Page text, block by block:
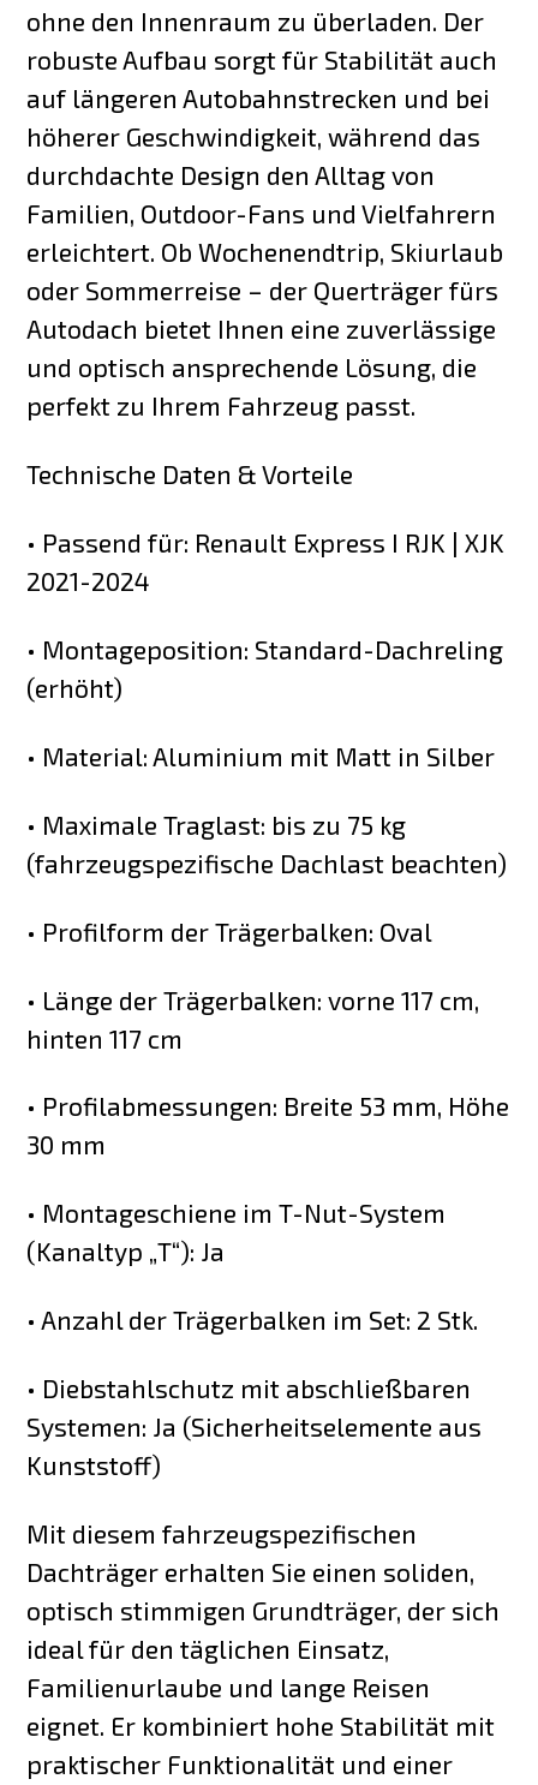
ohne den Innenraum zu überladen. Der
robuste Aufbau sorgt für Stabilität auch
auf längeren Autobahnstrecken und bei
höherer Geschwindigkeit, während das
durchdachte Design den Alltag von
Familien, Outdoor-Fans und Vielfahrern
erleichtert. Ob Wochenendtrip, Skiurlaub
oder Sommerreise – der Querträger fürs
Autodach bietet Ihnen eine zuverlässige
und optisch ansprechende Lösung, die
perfekt zu Ihrem Fahrzeug passt.
Technische Daten & Vorteile
• Passend für: Renault Express I RJK | XJK
2021-2024
• Montageposition: Standard-Dachreling
(erhöht)
• Material: Aluminium mit Matt in Silber
• Maximale Traglast: bis zu 75 kg
(fahrzeugspezifische Dachlast beachten)
• Profilform der Trägerbalken: Oval
• Länge der Trägerbalken: vorne 117 cm,
hinten 117 cm
• Profilabmessungen: Breite 53 mm, Höhe
30 mm
• Montageschiene im T-Nut-System
(Kanaltyp „T“): Ja
• Anzahl der Trägerbalken im Set: 2 Stk.
• Diebstahlschutz mit abschließbaren
Systemen: Ja (Sicherheitselemente aus
Kunststoff)
Mit diesem fahrzeugspezifischen
Dachträger erhalten Sie einen soliden,
optisch stimmigen Grundträger, der sich
ideal für den täglichen Einsatz,
Familienurlaube und lange Reisen
eignet. Er kombiniert hohe Stabilität mit
praktischer Funktionalität und einer